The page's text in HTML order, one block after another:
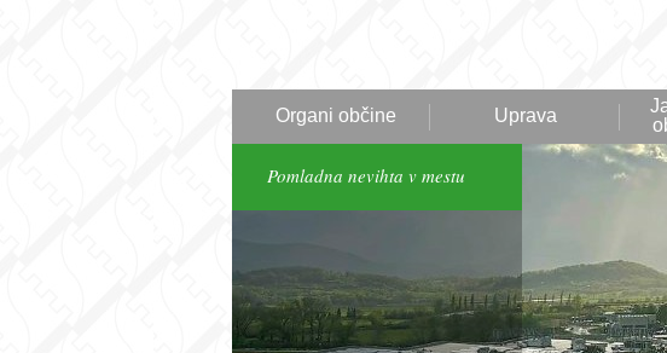
Organi občine Uprava
Pomladna nevihta v mestu